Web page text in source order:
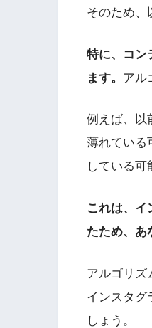
そのため、
特に、コン
ます。 アル
例えば、以
薄れている
している可
これは、イ
たため、あ
アルゴリズ
インスタグ
しょう。